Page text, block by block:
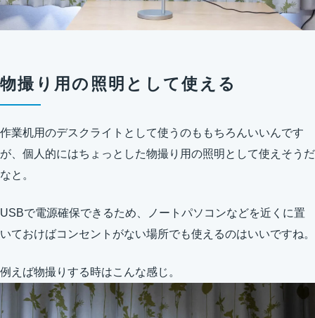
物撮り用の照明として使える
作業机用のデスクライトとして使うのももちろんいいんです
が、個人的にはちょっとした物撮り用の照明として使えそうだ
なと。
USBで電源確保できるため、ノートパソコンなどを近くに置
いておけばコンセントがない場所でも使えるのはいいですね。
例えば物撮りする時はこんな感じ。